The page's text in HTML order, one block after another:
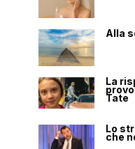
Alla
La
Tate
Lo
che